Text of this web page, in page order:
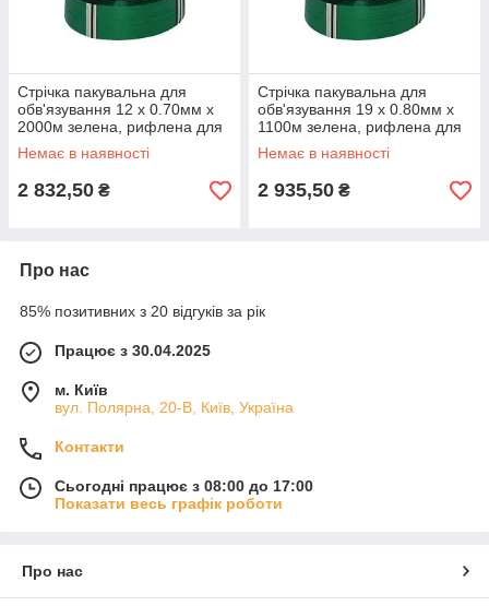
Стрічка пакувальна для
обв'язування 12 x 0.70мм x
2000м зелена, рифлена для
авт.
Немає в наявності
2 832,50 ₴
Стрічка пакувальна для
обв'язування 19 x 0.80мм x
1100м зелена, рифлена для
авт.
Немає в наявності
2 935,50 ₴
Про нас
85% позитивних з 20 відгуків за рік
Працює з 30.04.2025
м. Київ
вул. Полярна, 20-В, Київ, Україна
Контакти
Сьогодні працює з 08:00 до 17:00
Показати весь графік роботи
Про нас